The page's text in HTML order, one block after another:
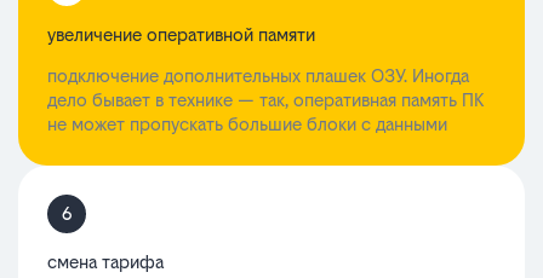
увеличение оперативной памяти
подключение дополнительных плашек ОЗУ. Иногда
дело бывает в технике — так, оперативная память ПК
не может пропускать большие блоки с данными
6
смена тарифа